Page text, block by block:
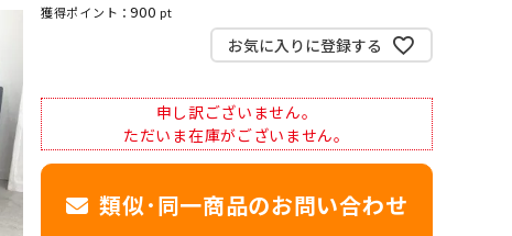
900
お気に入りに登録する
申し訳ございません。
ただいま在庫がございません。
類似･同一商品のお問い合わせ